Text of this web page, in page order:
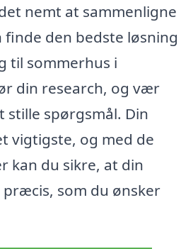
nemt at sammenligne
finde den bedste løsning
til sommerhus i
din research, og vær
stille spørgsmål. Din
vigtigste, og med de
kan du sikre, at din
som du ønsker